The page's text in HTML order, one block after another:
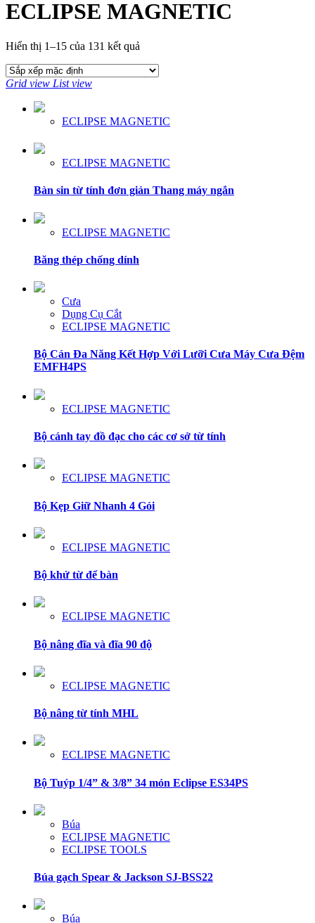
ECLIPSE MAGNETIC
Hiển thị 1–15 của 131 kết quả
Grid view List view
ECLIPSE MAGNETIC
ECLIPSE MAGNETIC
Bàn sin từ tính đơn giản Thang máy ngắn
ECLIPSE MAGNETIC
Băng thép chống dính
Cưa
Dụng Cụ Cắt
ECLIPSE MAGNETIC
Bộ Cán Đa Năng Kết Hợp Với Lưỡi Cưa Máy Cưa Đệm
EMFH4PS
ECLIPSE MAGNETIC
Bộ cánh tay đồ đạc cho các cơ sở từ tính
ECLIPSE MAGNETIC
Bộ Kẹp Giữ Nhanh 4 Gói
ECLIPSE MAGNETIC
Bộ khử từ để bàn
ECLIPSE MAGNETIC
Bộ nâng đĩa và đĩa 90 độ
ECLIPSE MAGNETIC
Bộ nâng từ tính MHL
ECLIPSE MAGNETIC
Bộ Tuýp 1/4” & 3/8” 34 món Eclipse ES34PS
Búa
ECLIPSE MAGNETIC
ECLIPSE TOOLS
Búa gạch Spear & Jackson SJ-BSS22
Búa